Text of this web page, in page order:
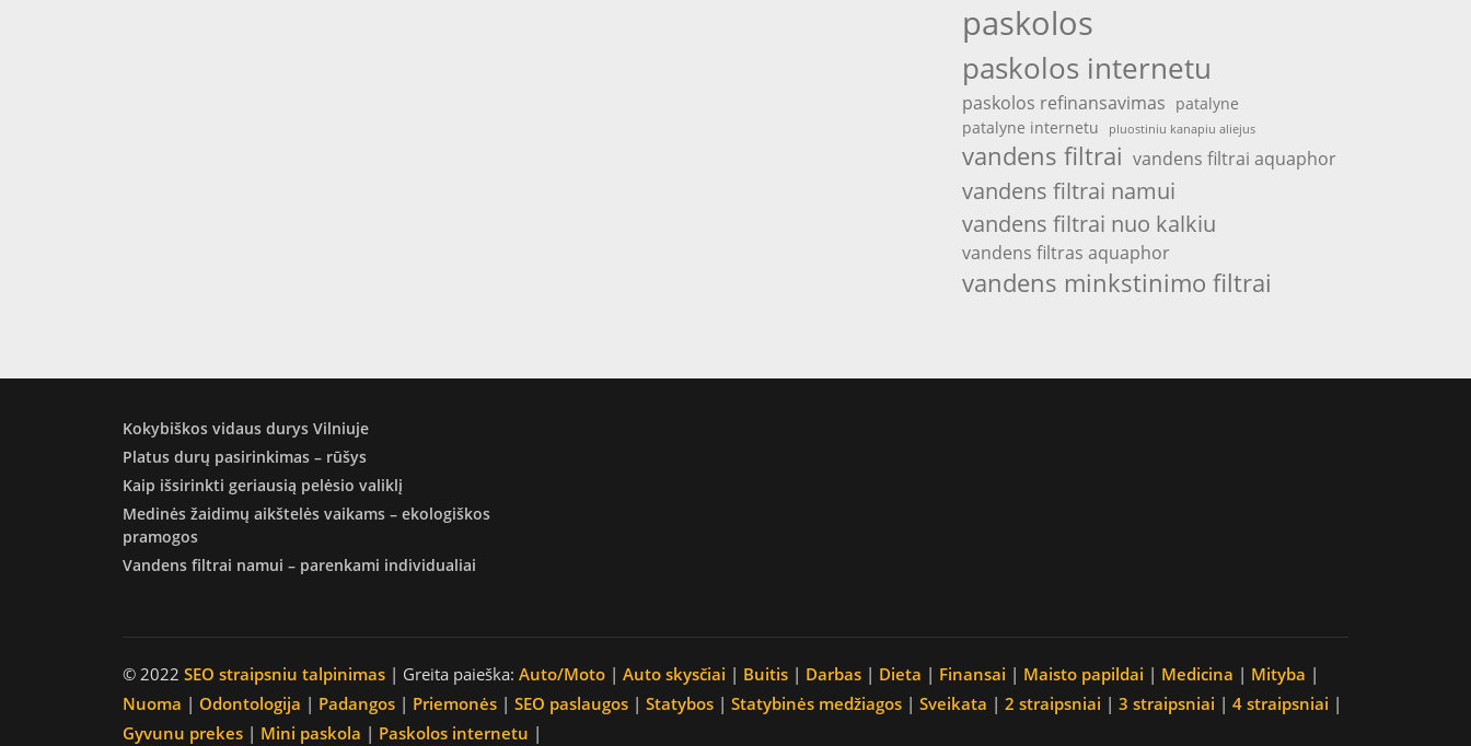
paskolos
paskolos internetu
paskolos refinansavimas patalyne
patalyne internetu
pluostiniu kanapiu aliejus
vandens filtrai vandens filtrai aquaphor
vandens filtrai namui
vandens filtrai nuo kalkiu
vandens filtras aquaphor
vandens minkstinimo filtrai
Kokybiškos vidaus durys Vilniuje
Platus durų pasirinkimas – rūšys
Kaip išsirinkti geriausią pelėsio valiklį
Medinės žaidimų aikštelės vaikams – ekologiškos
pramogos
Vandens filtrai namui – parenkami individualiai
© 2022 SEO straipsniu talpinimas | Greita paieška: Auto/Moto | Auto skysčiai | Buitis | Darbas | Dieta | Finansai | Maisto papildai | Medicina | Mityba |
Nuoma | Odontologija | Padangos | Priemonės | SEO paslaugos | Statybos | Statybinės medžiagos | Sveikata | 2 straipsniai | 3 straipsniai | 4 straipsniai |
Gyvunu prekes | Mini paskola | Paskolos internetu |